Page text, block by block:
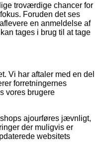
troværdige chancer for
Foruden det ses
en anmeldelse af
tages i brug til at tage
Vi har aftaler med en del
forretningernes
vores brugere
ajourføres jævnligt,
der muligvis er
websitets